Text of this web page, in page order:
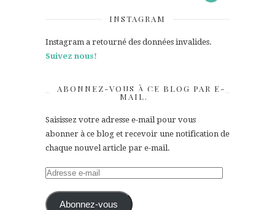
INSTAGRAM
Instagram a retourné des données invalides.
Suivez nous!
ABONNEZ-VOUS À CE BLOG PAR E-
MAIL.
Saisissez votre adresse e-mail pour vous
abonner à ce blog et recevoir une notification de
chaque nouvel article par e-mail.
Adresse
mail Abonnez-vous